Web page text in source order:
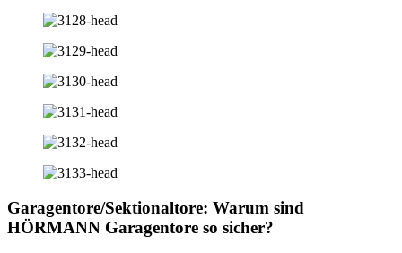
Garagentore/Sektionaltore: Warum sind
HÖRMANN Garagentore so sicher?